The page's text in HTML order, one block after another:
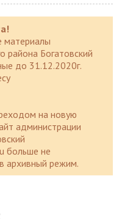
материалы
района Богатовский
до 31.12.2020г.
на новую
администрации
больше не
архивный режим.